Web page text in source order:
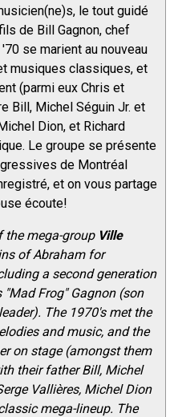
le tout guidé
de Bill Gagnon, chef
se marient au nouveau
musiques classiques, et
(parmi eux Chris et
Bill, Michel Séguin Jr. et
Dion, et Richard
Le groupe se présente
de Montréal
et on vous partage
écoute!
the mega-group Ville
of Abraham for
a second generation
Frog" Gagnon (son
The 1970's met the
and music, and the
on stage (amongst them
their father Bill, Michel
Vallières, Michel Dion
mega-lineup. The